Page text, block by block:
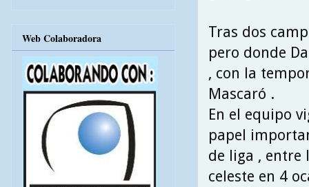
Tras dos
pero donde
, con la
Mascaró .
En el equipo
papel
de liga , entre
celeste en 4
Web Colaboradora